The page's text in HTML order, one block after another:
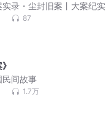
实录・尘封旧案丨大案纪实
免费收听
87
民间故事
1.7万